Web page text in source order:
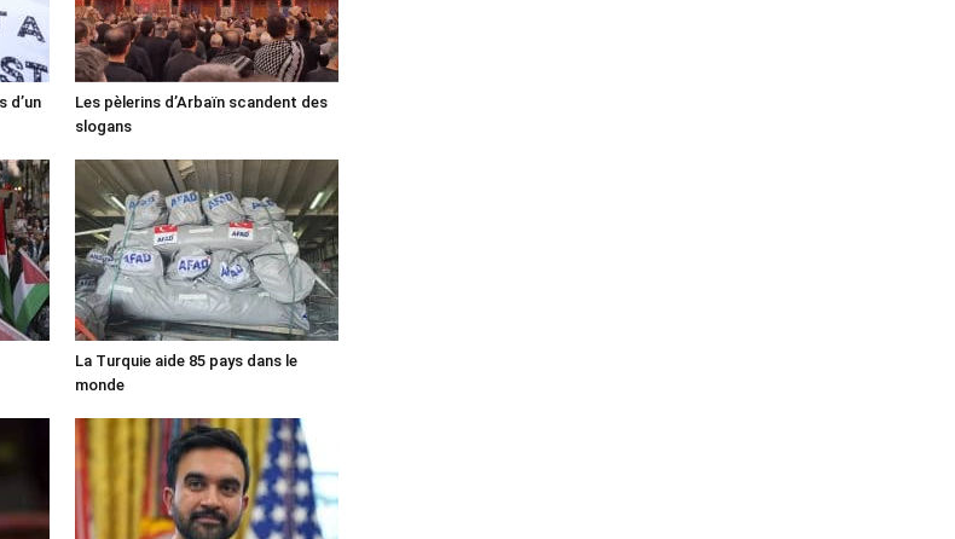
d’un
Les pèlerins d’Arbaïn scandent des
slogans
La Turquie aide 85 pays dans le
monde